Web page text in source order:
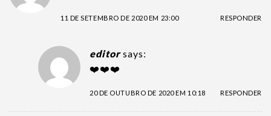
11 DE SETEMBRO DE 2020 EM 23:00 RESPONDER
editor says:
❤️❤️❤️
20 DE OUTUBRO DE 2020 EM 10:18 RESPONDER